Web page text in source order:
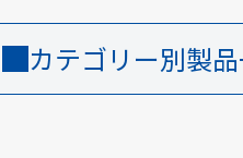
カテゴリー別製